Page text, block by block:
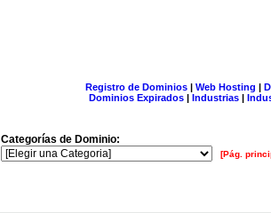
Registro de Dominios| Web Hosting |
Dominios Expirados | Industrias |
Categorías de Dominio:
[Pág.